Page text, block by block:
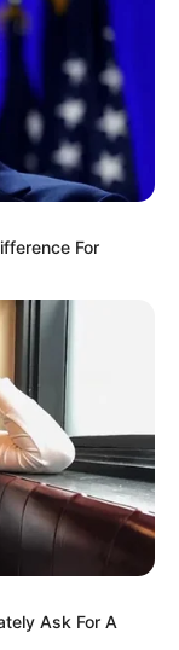
hatte
gelehrt. Die
auch mal
weitere Kalauer
Affiliate-
For
Ask For A